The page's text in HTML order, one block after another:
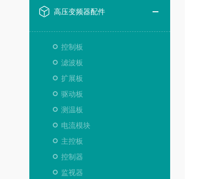
高压变频器配件
控制板
滤波板
扩展板
驱动板
测温板
电流模块
主控板
控制器
监视器